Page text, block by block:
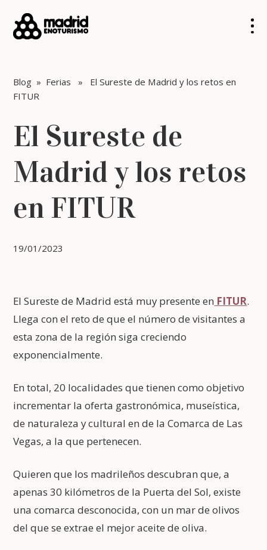
Blog » Ferias » El Sureste de Madrid y los retos en
FITUR
El Sureste de
Madrid y los retos
en FITUR
19/01/2023
El Sureste de Madrid está muy presente en FITUR.
Llega con el reto de que el número de visitantes a
esta zona de la región siga creciendo
exponencialmente.
En total, 20 localidades que tienen como objetivo
incrementar la oferta gastronómica, museística,
de naturaleza y cultural en de la Comarca de Las
Vegas, a la que pertenecen.
Quieren que los madrileños descubran que, a
apenas 30 kilómetros de la Puerta del Sol, existe
una comarca desconocida, con un mar de olivos
del que se extrae el mejor aceite de oliva.